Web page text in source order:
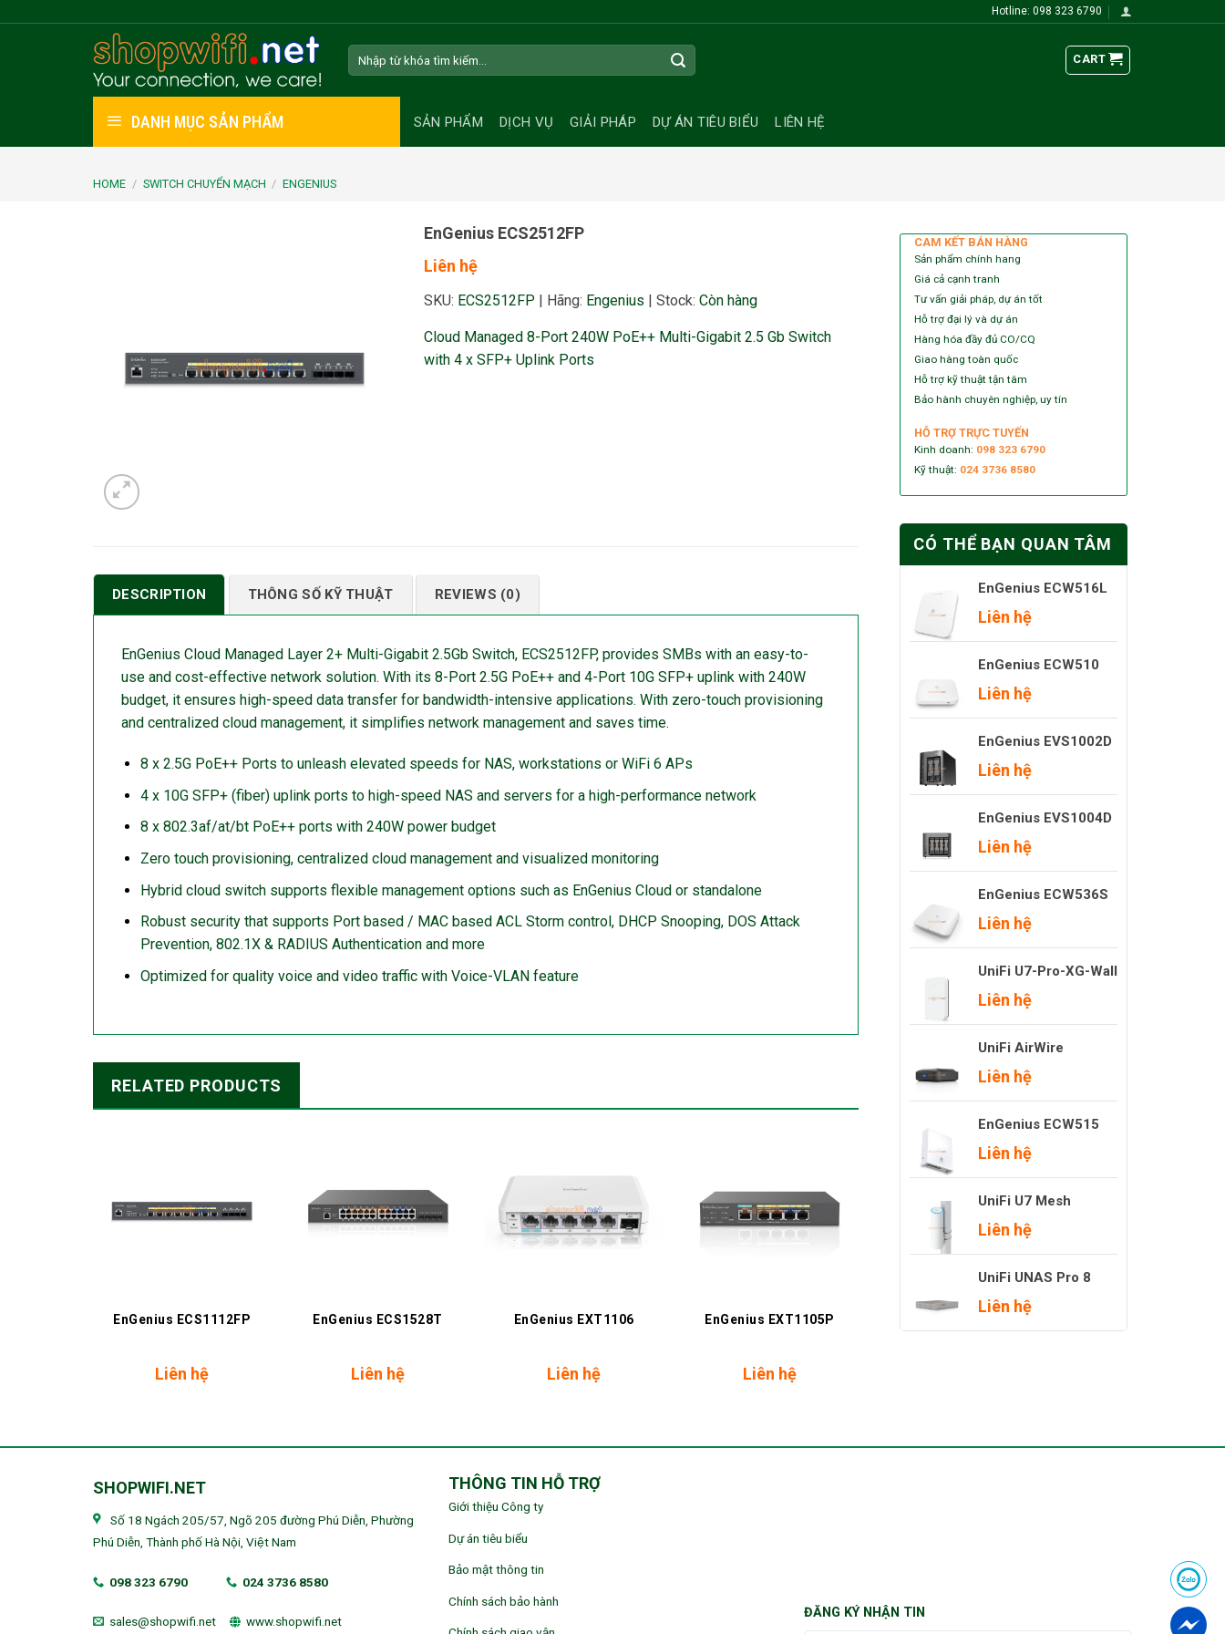
Hotline: 098 323 6790
CART
DANH MỤC SẢN PHẨM SẢN PHẨM DỊCH VỤ GIẢI PHÁP DỰ ÁN TIÊU BIỂU LIÊN HỆ
HOME / SWITCH CHUYỂN MẠCH / ENGENIUS
CAM KẾT BÁN HÀNG
Sản phẩm chính hang
Giá cả cạnh tranh
Tư vấn giải pháp, dự án tốt
Hỗ trợ đại lý và dự án
Hàng hóa đầy đủ CO/CQ
Giao hàng toàn quốc
Hỗ trợ kỹ thuật tận tâm
Bảo hành chuyên nghiệp, uy tín
HỖ TRỢ TRỰC TUYẾN
Kinh doanh: 098 323 6790
Kỹ thuật: 024 3736 8580
CÓ THỂ BẠN QUAN TÂM
EnGenius ECW516L
Liên hệ
EnGenius ECW510
Liên hệ
EnGenius EVS1002D
Liên hệ
EnGenius EVS1004D
Liên hệ
EnGenius ECW536S
Liên hệ
UniFi U7-Pro-XG-Wall
Liên hệ
UniFi AirWire
Liên hệ
EnGenius ECW515
Liên hệ
UniFi U7 Mesh
Liên hệ
UniFi UNAS Pro 8
Liên hệ
EnGenius ECS2512FP
Liên hệ
SKU: ECS2512FP | Hãng: Engenius | Stock: Còn hàng
Cloud Managed 8-Port 240W PoE++ Multi-Gigabit 2.5 Gb Switch
with 4 x SFP+ Uplink Ports
DESCRIPTION THÔNG SỐ KỸ THUẬT REVIEWS (0)
EnGenius Cloud Managed Layer 2+ Multi-Gigabit 2.5Gb Switch, ECS2512FP, provides SMBs with an easy-to-
use and cost-effective network solution. With its 8-Port 2.5G PoE++ and 4-Port 10G SFP+ uplink with 240W
budget, it ensures high-speed data transfer for bandwidth-intensive applications. With zero-touch provisioning
and centralized cloud management, it simplifies network management and saves time.
8 x 2.5G PoE++ Ports to unleash elevated speeds for NAS, workstations or WiFi 6 APs
4 x 10G SFP+ (fiber) uplink ports to high-speed NAS and servers for a high-performance network
8 x 802.3af/at/bt PoE++ ports with 240W power budget
Zero touch provisioning, centralized cloud management and visualized monitoring
Hybrid cloud switch supports flexible management options such as EnGenius Cloud or standalone
Robust security that supports Port based / MAC based ACL Storm control, DHCP Snooping, DOS Attack
Prevention, 802.1X & RADIUS Authentication and more
Optimized for quality voice and video traffic with Voice-VLAN feature
RELATED PRODUCTS
EnGenius ECS1112FP
Liên hệ
EnGenius ECS1528T
Liên hệ
EnGenius EXT1106
Liên hệ
EnGenius EXT1105P
Liên hệ
SHOPWIFI.NET
Số 18 Ngách 205/57, Ngõ 205 đường Phú Diễn, Phường
Phú Diễn, Thành phố Hà Nội, Việt Nam
098 323 6790 024 3736 8580
sales@shopwifi.net www.shopwifi.net
THÔNG TIN HỖ TRỢ
Giới thiệu Công ty
Dự án tiêu biểu
Bảo mật thông tin
Chính sách bảo hành
ĐĂNG KÝ NHẬN TIN